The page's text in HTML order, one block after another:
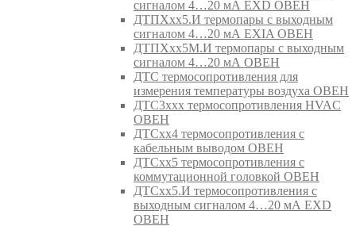
сигналом 4…20 мА EXD ОВЕН
ДТПХхх5.И термопары с выходным
сигналом 4…20 мА EXIA ОВЕН
ДТПХхх5М.И термопары с выходным
сигналом 4…20 мА ОВЕН
ДТС термосопротивления для
измерения температуры воздуха ОВЕН
ДТС3ххх термосопротивления HVAC
ОВЕН
ДТСхх4 термосопротивления с
кабельным выводом ОВЕН
ДТСхх5 термосопротивления с
коммутационной головкой ОВЕН
ДТСхх5.И термосопротивления с
выходным сигналом 4…20 мА EXD
ОВЕН